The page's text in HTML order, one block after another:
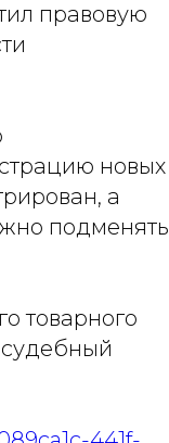
правовую
новых
а
подменять
товарного
судебный